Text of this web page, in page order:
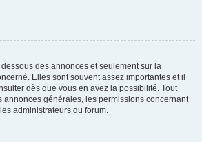
des annonces et seulement sur la
Elles sont souvent assez importantes et il
dès que vous en avez la possibilité. Tout
annonces générales, les permissions concernant
administrateurs du forum.